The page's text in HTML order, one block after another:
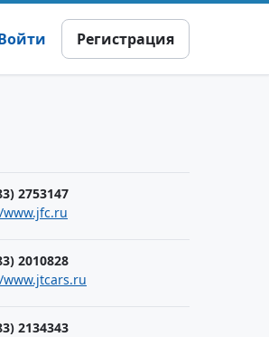
Регистрация
2753147
2010828
2134343